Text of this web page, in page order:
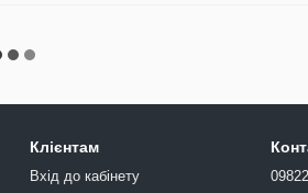
Клієнтам
Вхід до кабінету